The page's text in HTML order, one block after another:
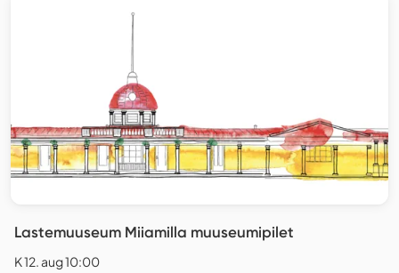
Lastemuuseum Miiamilla muuseumipilet
K 12. aug 10:00